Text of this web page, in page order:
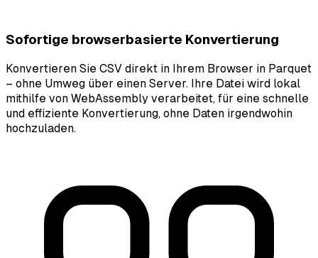
Sofortige browserbasierte Konvertierung
Konvertieren Sie CSV direkt in Ihrem Browser in Parquet
– ohne Umweg über einen Server. Ihre Datei wird lokal
mithilfe von WebAssembly verarbeitet, für eine schnelle
und effiziente Konvertierung, ohne Daten irgendwohin
hochzuladen.